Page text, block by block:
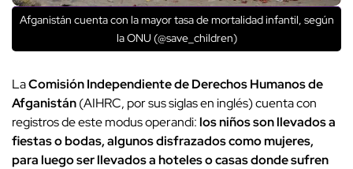
Afganistán cuenta con la mayor tasa de mortalidad infantil, según
la ONU (@save_children)
LaComisión Independiente de Derechos Humanos de
Afganistán(AIHRC, por sus siglas en inglés) cuenta con
registros de este modus operandi:los niños son llevados a
fiestas o bodas, algunos disfrazados como mujeres,
para luego ser llevados a hoteles o casas donde sufren